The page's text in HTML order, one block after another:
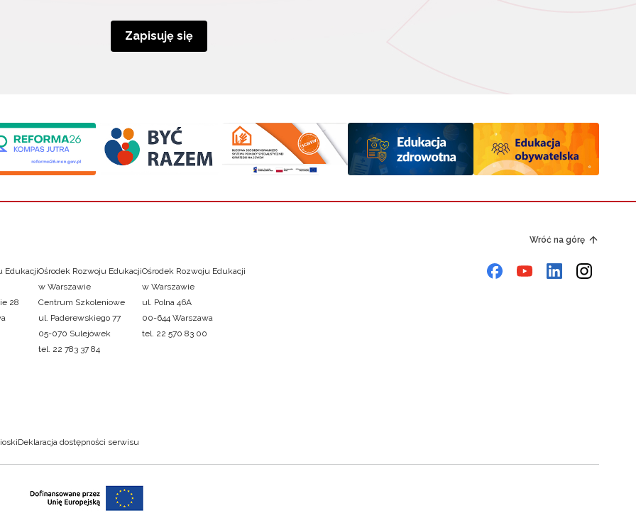
Zapisuję się
Wróć na górę
Edukacji
28
Ośrodek Rozwoju Edukacji
w Warszawie
Centrum Szkoleniowe
ul. Paderewskiego 77
05-070 Sulejówek
tel. 22 783 37 84
Ośrodek Rozwoju Edukacji
w Warszawie
ul. Polna 46A
00-644 Warszawa
tel. 22 570 83 00
Deklaracja dostępności serwisu